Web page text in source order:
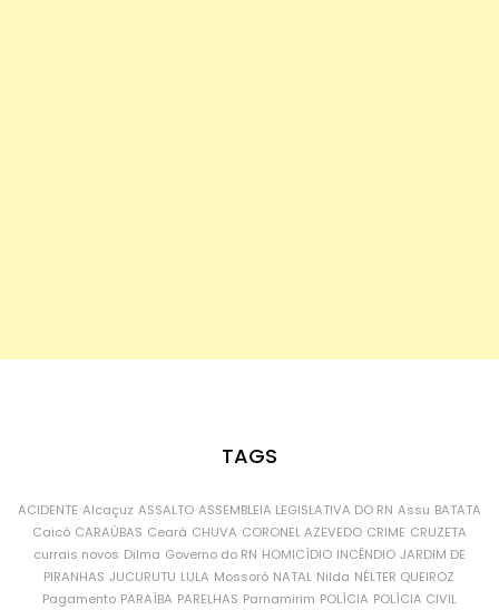
TAGS
ACIDENTE Alcaçuz ASSALTO ASSEMBLEIA LEGISLATIVA DO RN Assu BATATA
Caicó CARAÚBAS Ceará CHUVA CORONEL AZEVEDO CRIME CRUZETA
currais novos Dilma Governo do RN HOMICÍDIO INCÊNDIO JARDIM DE
PIRANHAS JUCURUTU LULA Mossoró NATAL Nilda NÉLTER QUEIROZ
Pagamento PARAÍBA PARELHAS Parnamirim POLÍCIA POLÍCIA CIVIL